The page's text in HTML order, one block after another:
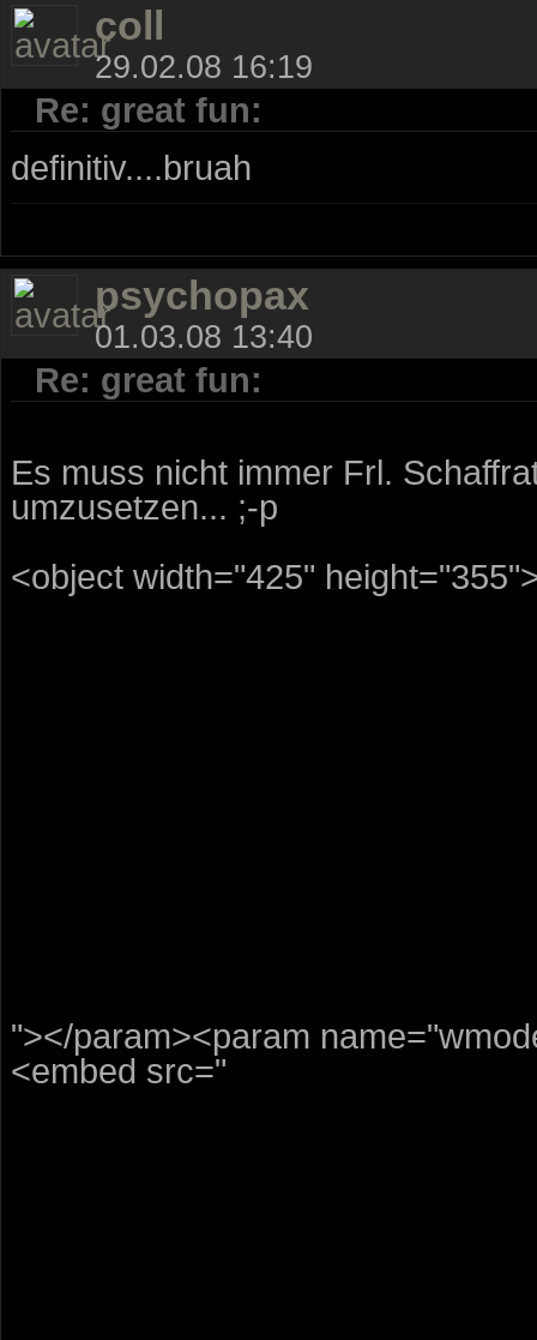
coll
29.02.08 16:19
Re: great fun:
definitiv....bruah
psychopax
01.03.08 13:40
Re: great fun:
Es muss nicht immer Frl.
umzusetzen... ;-p
<object width="425"
"></param><param
<embed src="